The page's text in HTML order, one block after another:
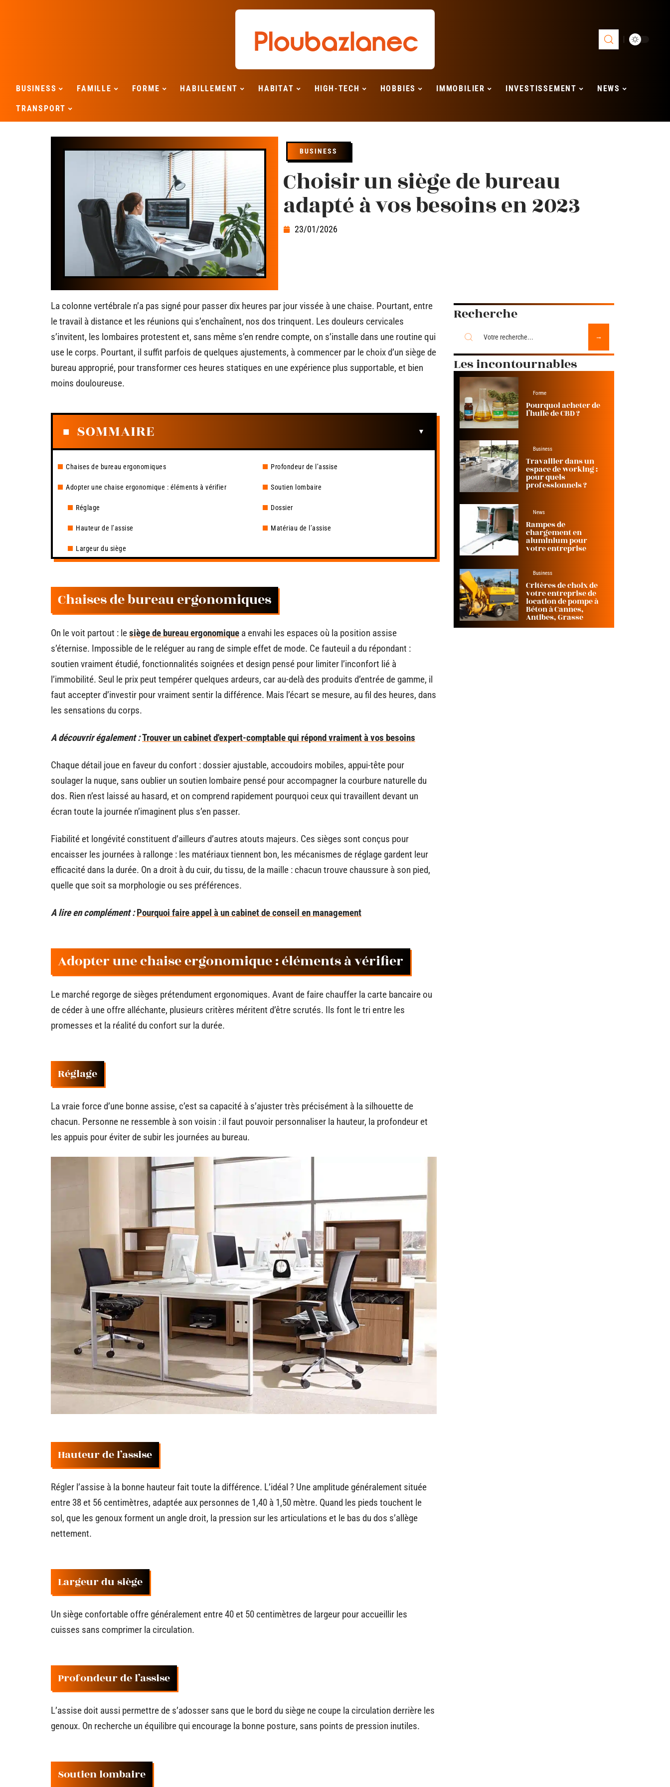
BUSINESS FAMILLE FORME HABILLEMENT HABITAT HIGH-TECH HOBBIES IMMOBILIER INVESTISSEMENT NEWS
TRANSPORT
BUSINESS
Choisir un siège de bureau
adapté à vos besoins en 2023
23/01/2026
La colonne vertébrale n’a pas signé pour passer dix heures par jour vissée à une chaise. Pourtant, entre
le travail à distance et les réunions qui s’enchaînent, nos dos trinquent. Les douleurs cervicales
s’invitent, les lombaires protestent et, sans même s’en rendre compte, on s’installe dans une routine qui
use le corps. Pourtant, il suffit parfois de quelques ajustements, à commencer par le choix d’un siège de
bureau approprié, pour transformer ces heures statiques en une expérience plus supportable, et bien
moins douloureuse.
SOMMAIRE
Chaises de bureau ergonomiques
Adopter une chaise ergonomique : éléments à vérifier
Réglage
Hauteur de l’assise
Largeur du siège
Profondeur de l’assise
Soutien lombaire
Dossier
Matériau de l’assise
Chaises de bureau ergonomiques
On le voit partout : lesiège de bureau ergonomique a envahi les espaces où la position assise
s’éternise. Impossible de le reléguer au rang de simple effet de mode. Ce fauteuil a du répondant :
soutien vraiment étudié, fonctionnalités soignées et design pensé pour limiter l’inconfort lié à
l’immobilité. Seul le prix peut tempérer quelques ardeurs, car au-delà des produits d’entrée de gamme, il
faut accepter d’investir pour vraiment sentir la différence. Mais l’écart se mesure, au fil des heures, dans
les sensations du corps.
A découvrir également :Trouver un cabinet d'expert-comptable qui répond vraiment à vos besoins
Chaque détail joue en faveur du confort : dossier ajustable, accoudoirs mobiles, appui-tête pour
soulager la nuque, sans oublier un soutien lombaire pensé pour accompagner la courbure naturelle du
dos. Rien n’est laissé au hasard, et on comprend rapidement pourquoi ceux qui travaillent devant un
écran toute la journée n’imaginent plus s’en passer.
Fiabilité et longévité constituent d’ailleurs d’autres atouts majeurs. Ces sièges sont conçus pour
encaisser les journées à rallonge : les matériaux tiennent bon, les mécanismes de réglage gardent leur
efficacité dans la durée. On a droit à du cuir, du tissu, de la maille : chacun trouve chaussure à son pied,
quelle que soit sa morphologie ou ses préférences.
A lire en complément : Pourquoi faire appel à un cabinet de conseil en management
Adopter une chaise ergonomique : éléments à vérifier
Le marché regorge de sièges prétendument ergonomiques. Avant de faire chauffer la carte bancaire ou
de céder à une offre alléchante, plusieurs critères méritent d’être scrutés. Ils font le tri entre les
promesses et la réalité du confort sur la durée.
Réglage
La vraie force d’une bonne assise, c’est sa capacité à s’ajuster très précisément à la silhouette de
chacun. Personne ne ressemble à son voisin : il faut pouvoir personnaliser la hauteur, la profondeur et
les appuis pour éviter de subir les journées au bureau.
Hauteur de l’assise
Régler l’assise à la bonne hauteur fait toute la différence. L’idéal ? Une amplitude généralement située
entre 38 et 56 centimètres, adaptée aux personnes de 1,40 à 1,50 mètre. Quand les pieds touchent le
sol, que les genoux forment un angle droit, la pression sur les articulations et le bas du dos s’allège
nettement.
Largeur du siège
Un siège confortable offre généralement entre 40 et 50 centimètres de largeur pour accueillir les
cuisses sans comprimer la circulation.
Profondeur de l’assise
L’assise doit aussi permettre de s’adosser sans que le bord du siège ne coupe la circulation derrière les
genoux. On recherche un équilibre qui encourage la bonne posture, sans points de pression inutiles.
Soutien lombaire
Recherche
Les incontournables
Forme
Pourquoi acheter de
l’huile de CBD ?
Business
Travailler dans un
espace de working :
pour quels
professionnels ?
News
Rampes de
chargement en
aluminium pour
votre entreprise
Business
Critères de choix de
votre entreprise de
location de pompe à
Béton à Cannes,
Antibes, Grasse